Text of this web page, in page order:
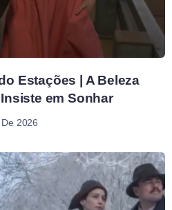
Estações | A Beleza
em Sonhar
2026